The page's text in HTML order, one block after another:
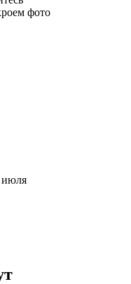
фото
июля